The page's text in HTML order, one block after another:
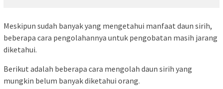
Meskipun sudah banyak yang mengetahui manfaat daun sirih,
beberapa cara pengolahannya untuk pengobatan masih jarang
diketahui.
Berikut adalah beberapa cara mengolah daun sirih yang
mungkin belum banyak diketahui orang.